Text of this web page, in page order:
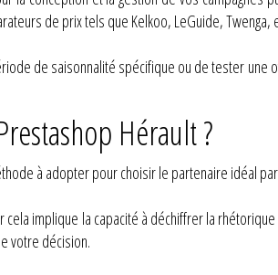
de prix tels que Kelkoo, LeGuide, Twenga,
de saisonnalité spécifique ou de tester une
Hérault ?
à adopter pour choisir le partenaire idéal
implique la capacité à déchiffrer la
votre décision.